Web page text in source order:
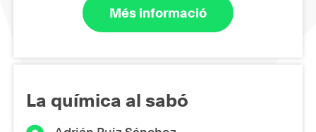
Més informació
La química al sabó